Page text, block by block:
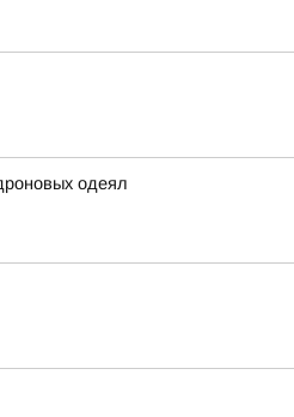
одеял